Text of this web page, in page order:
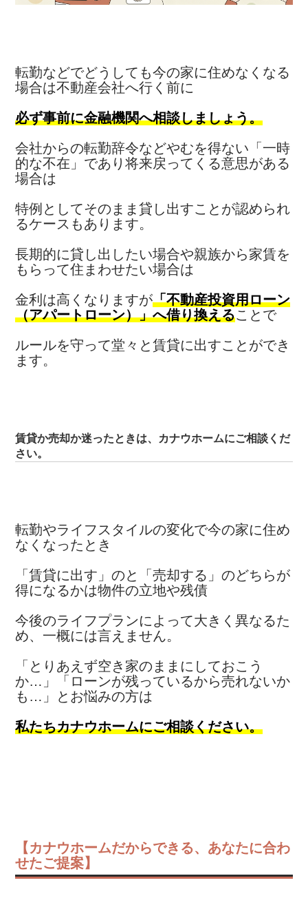
転勤などでどうしても今の家に住めなくなる
場合は不動産会社へ行く前に
必ず事前に金融機関へ相談しましょう。
会社からの転勤辞令などやむを得ない「一時
的な不在」であり将来戻ってくる意思がある
場合は
特例としてそのまま貸し出すことが認められ
るケースもあります。
長期的に貸し出したい場合や親族から家賃を
もらって住まわせたい場合は
金利は高くなりますが「不動産投資用ローン
（アパートローン）」へ借り換えることで
ルールを守って堂々と賃貸に出すことができ
ます。
賃貸か売却か迷ったときは、カナウホームにご相談くだ
さい。
転勤やライフスタイルの変化で今の家に住め
なくなったとき
「賃貸に出す」のと「売却する」のどちらが
得になるかは物件の立地や残債
今後のライフプランによって大きく異なるた
め、一概には言えません。
「とりあえず空き家のままにしておこう
か…」「ローンが残っているから売れないか
も…」とお悩みの方は
私たちカナウホームにご相談ください。
【カナウホームだからできる、あなたに合わ
せたご提案】